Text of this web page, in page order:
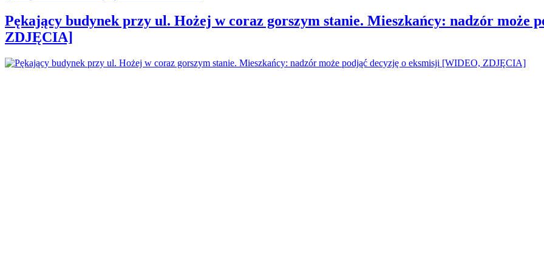
Pękający budynek przy ul. Hożej w coraz gorszym stanie. Mieszkańcy: nadzór może
ZDJĘCIA]